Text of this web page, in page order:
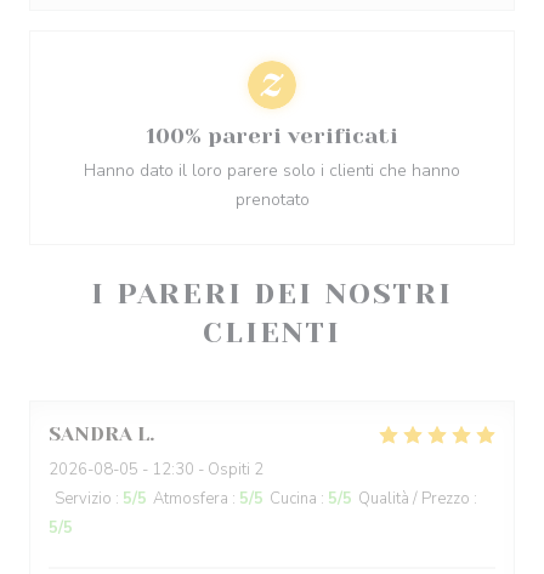
I PARERI DEI NOSTRI
CLIENTI
SANDRA L
2026-08-05 - 12:30 - Ospiti 2
Servizio : 5/5 Atmosfera : 5/5 Cucina : 5/5 Qualità / Prezzo :
5/5
100% pareri verificati
Hanno dato il loro parere solo i clienti che hanno
prenotato